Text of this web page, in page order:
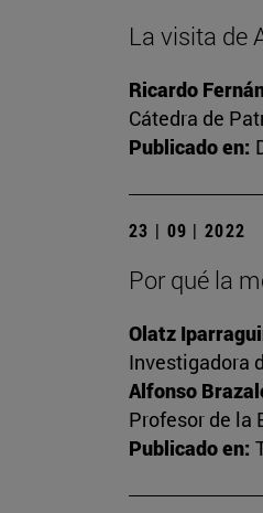
La visita de
Ricardo
Cátedra de
Publicado en:
23 | 09 | 2022
Por qué la
Olatz
Investigadora
Alfonso
Profesor de la
Publicado en: